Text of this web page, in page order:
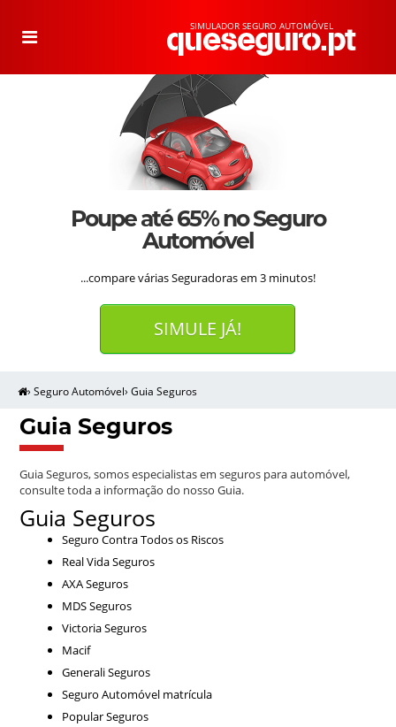
SIMULADOR SEGURO AUTOMÓVEL
T
o
l
Poupe até 65% no Seguro
Automóvel
...compare várias Seguradoras em 3 minutos!
SIMULE JÁ!
› Seguro Automóvel› Guia Seguros
Guia Seguros
Guia Seguros, somos especialistas em seguros para automóvel,
consulte toda a informação do nosso Guia.
Guia Seguros
Seguro Contra Todos os Riscos
Real Vida Seguros
AXA Seguros
MDS Seguros
Victoria Seguros
Macif
Generali Seguros
Seguro Automóvel matrícula
Popular Seguros